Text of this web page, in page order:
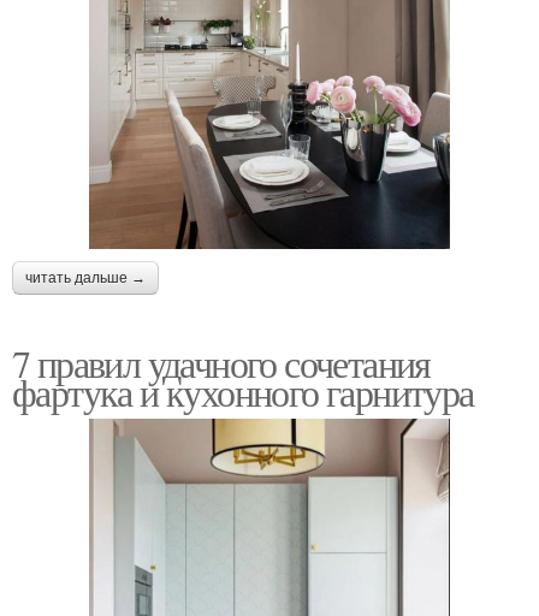
читать дальше →
7 правил удачного сочетания
фартука и кухонного гарнитура